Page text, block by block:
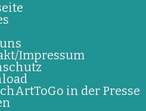
Impressum
in der Presse